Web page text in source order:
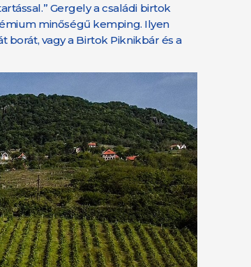
Gergely a családi birtok
minőségű kemping. Ilyen
borát, vagy a Birtok Piknikbár és a